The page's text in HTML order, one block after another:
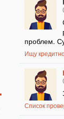
проблем.
Ищу
Список